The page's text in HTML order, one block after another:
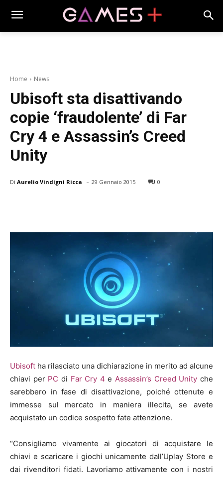
Home News
Ubisoft sta disattivando
copie ‘fraudolente’ di Far
Cry 4 e Assassin’s Creed
Unity
Di Aurelio Vindigni Ricca - 29 Gennaio 2015 0
Ubisoft ha rilasciato una dichiarazione in merito ad alcune
chiavi per PC di Far Cry 4 e Assassin’s Creed Unity che
sarebbero in fase di disattivazione, poiché ottenute e
immesse sul mercato in maniera illecita, se avete
acquistato un codice sospetto fate attenzione.
“Consigliamo vivamente ai giocatori di acquistare le
chiavi e scaricare i giochi unicamente dall’Uplay Store e
dai rivenditori fidati. Lavoriamo attivamente con i nostri